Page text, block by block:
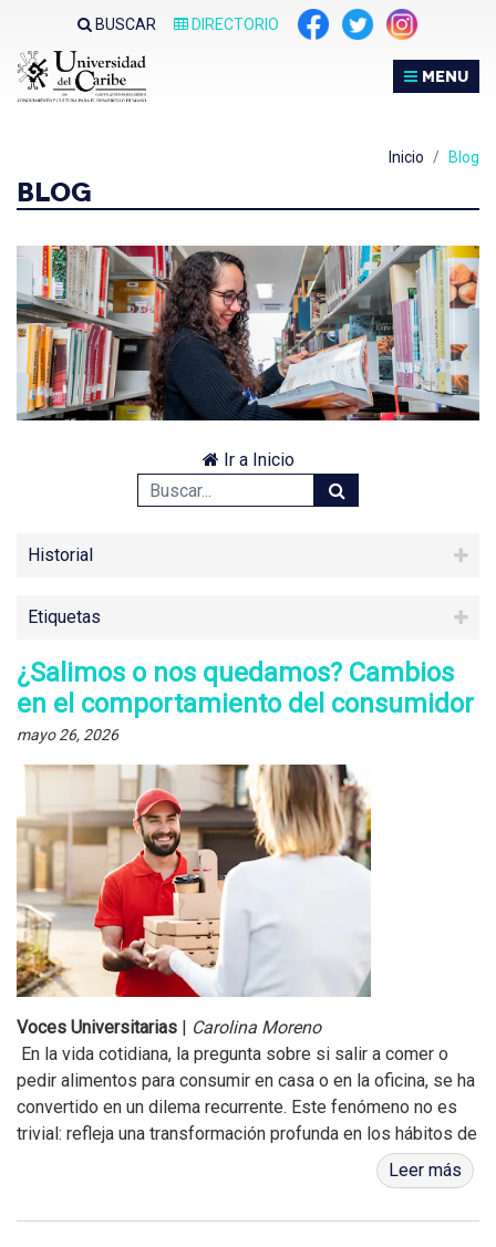
BUSCAR DIRECTORIO
MENU
Inicio Blog
BLOG
Ir a Inicio
Historial
Etiquetas
¿Salimos o nos quedamos? Cambios
en el comportamiento del consumidor
mayo 26, 2026
Voces Universitarias
Carolina Moreno
En la vida cotidiana, la pregunta sobre si salir a comer o
pedir alimentos para consumir en casa o en la oficina, se ha
convertido en un dilema recurrente. Este fenómeno no es
trivial: refleja una transformación profunda en los hábitos de
Leer más